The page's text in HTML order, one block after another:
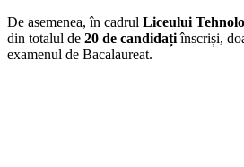
De asemenea, în cadrul Liceului
din totalul de 20 de candidațiînscriși,
examenul de Bacalaureat.